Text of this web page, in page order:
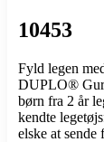
10453
Fyld legen
DUPLO®
børn fra 2 år
kendte
elske at sende